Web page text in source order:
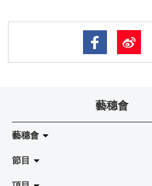
藝穗會
藝穗會
關於藝穗會
節目